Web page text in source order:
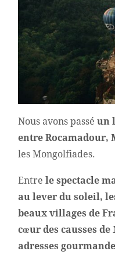
Nous avons passéun
entre Rocamadour,
les Mongolfiades.
Entrele spectacle
au lever du soleil,
beaux villages de
cœur des causses
adresses